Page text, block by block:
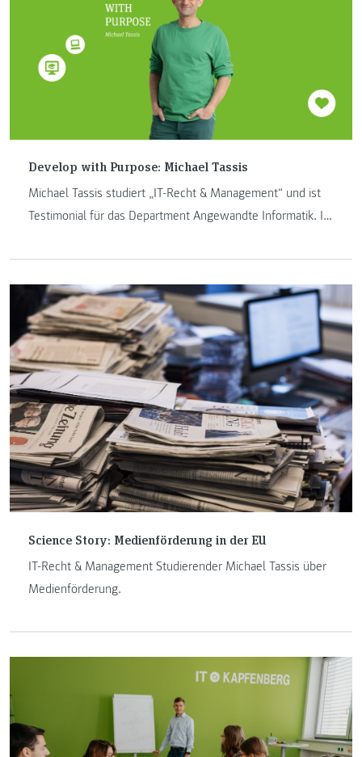
wirksam diese Regelungen sind – und wo TikTok in der
Praxis deutliche Schwächen zeigt.
Develop with Purpose: Michael Tassis
Michael Tassis studiert „IT-Recht & Management“ und ist
Testimonial für das Department Angewandte Informatik. Im
was man im Studium lernt.
Science Story: Medienförderung in der EU
IT-Recht & Management Studierender Michael Tassis über
Medienförderung.